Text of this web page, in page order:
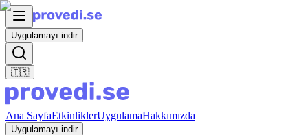
Uygulamayı indir
🇹🇷
Ana SayfaEtkinliklerUygulamaHakkımızda
Uygulamayı indir